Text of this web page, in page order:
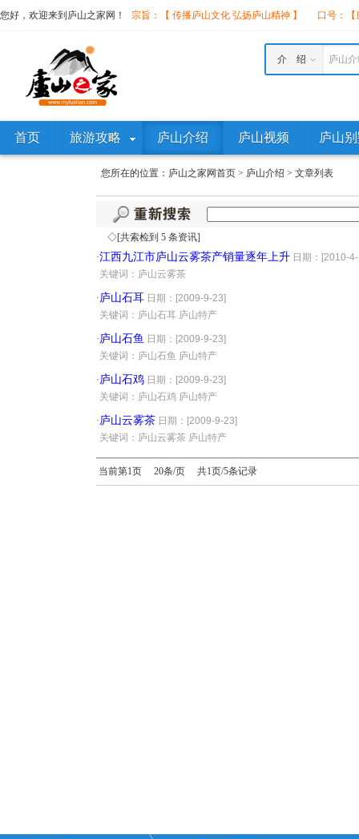
您好，欢迎来到庐山之家网！ 宗旨：【 传播庐山文化 弘扬庐山精神 】 口号：
庐山
介 绍
首页 旅游攻略 庐山介绍 庐山视频 庐山
您所在的位置： 庐山之家网首页 > 庐山介绍 > 文章列表
◇[共索检到 5 条资讯]
·江西九江市庐山云雾茶产销量逐年上升 日期：[2010-
关键词：庐山云雾茶
· 庐山石耳 日期：[2009-9-23]
关键词：庐山石耳 庐山特产
· 庐山石鱼 日期：[2009-9-23]
关键词：庐山石鱼 庐山特产
· 庐山石鸡 日期：[2009-9-23]
关键词：庐山石鸡 庐山特产
· 庐山云雾茶 日期：[2009-9-23]
关键词：庐山云雾茶 庐山特产
当前第1页 20条/页 共1页/5条记录